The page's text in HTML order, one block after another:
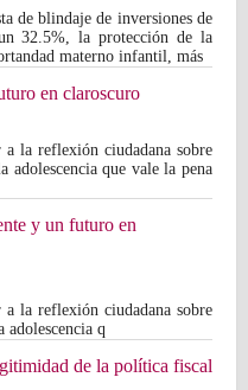
de blindaje de inversiones de
32.5%, la protección de la
materno infantil, más
en claroscuro
a la reflexión ciudadana sobre
adolescencia que vale la pena
y un futuro en
a la reflexión ciudadana sobre
adolescencia q
de la política fiscal